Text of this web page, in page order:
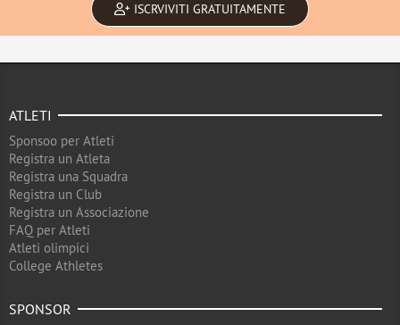
ISCRVIVITI GRATUITAMENTE
ATLETI
Sponsoo per Atleti
Registra un Atleta
Registra una Squadra
Registra un Club
Registra un Associazione
FAQ per Atleti
Atleti olimpici
College Athletes
SPONSOR